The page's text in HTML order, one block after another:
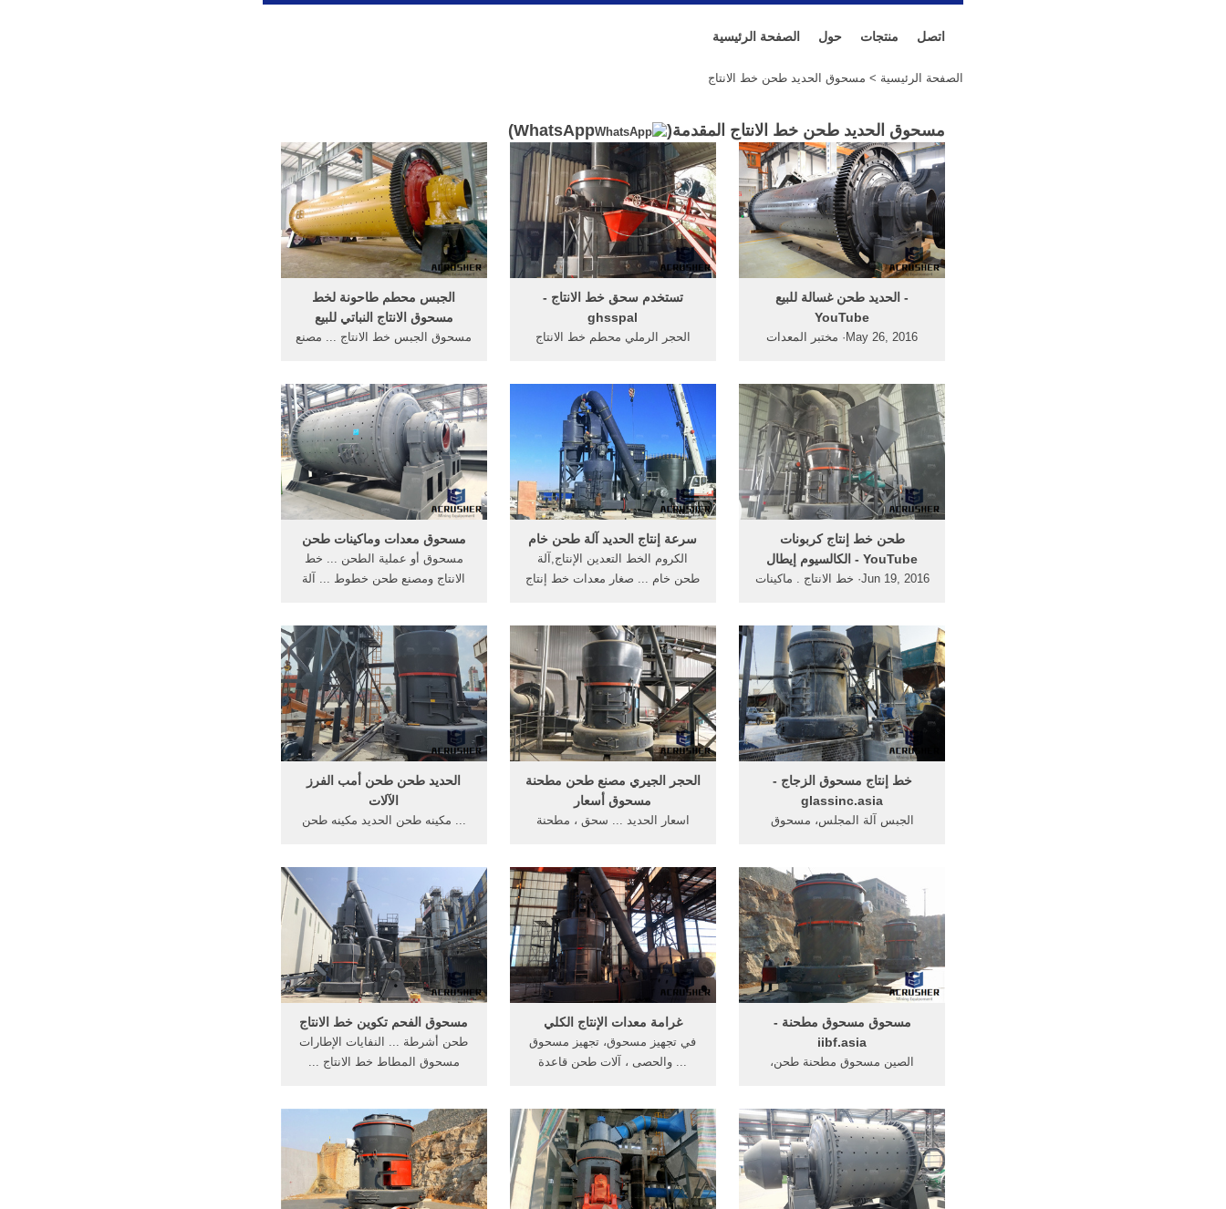
الصفحة الرئيسية حول منتجات اتصل
الصفحة الرئيسية > مسحوق الحديد طحن خط الانتاج
مسحوق الحديد طحن خط الانتاج المقدمة( WhatsApp
)
الجبس محطم طاحونة لخط
مسحوق الانتاج النباتي للبيع
مسحوق الجبس خط الانتاج ... مصنع
تستخدم سحق خط الانتاج -
ghsspal
الحجر الرملي محطم خط الانتاج
...
‫الحديد طحن غسالة للبيع‬‎ -
YouTube
May 26, 2016· مختبر المعدات
الانتاج ...
مسحوق معدات وماكينات طحن
مسحوق أو عملية الطحن ... خط
الانتاج ومصنع طحن خطوط ... آلة
سرعة إنتاج الحديد آلة طحن خام
الكروم الخط التعدين الإنتاج,آلة
طحن خام ... صغار معدات خط إنتاج
‫طحن خط إنتاج كربونات
الكالسيوم إيطال‬‎ - YouTube
Jun 19, 2016· خط الانتاج . ماكينات
مسحوق خط .
الحديد طحن طحن أمب الفرز
الآلات
... مكينه طحن الحديد مكينه طحن
الحجر الجيري مصنع طحن مطحنة
مسحوق أسعار
اسعار الحديد ... سحق ، مطحنة
خط إنتاج مسحوق الزجاج -
glassinc.asia
الجبس آلة المجلس، مسحوق
مسحوق الحديد ...
مسحوق الفحم تكوين خط الانتاج
طحن أشرطة ... النفايات الإطارات
مسحوق المطاط خط الانتاج ...
غرامة معدات الإنتاج الكلي
في تجهيز مسحوق، تجهيز مسحوق
... والحصى ، آلات طحن قاعدة
مسحوق مسحوق مطحنة -
iibf.asia
الصين مسحوق مطحنة طحن،
...